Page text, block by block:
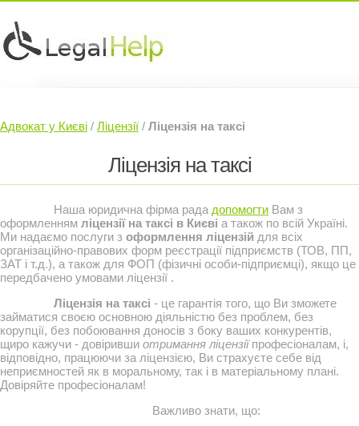
Адвокат у Києві / Ліцензії / Ліцензія на таксі
Ліцензія на таксі
Наша юридична фірма рада допомогти Вам з
оформленням ліцензії на таксі в Києві а також по всій Україні.
Ми надаємо послуги з оформлення ліцензій для всіх
організаційно-правових форм реєстрації підприємств (ТОВ, ПП,
ЗАТ і т.д.), а також для ФОП (фізичні особи-підприємці), якщо це
передбачено умовами ліцензії .
Ліцензія на таксі - це гарантія того, що Ви зможете
займатися своєю основною діяльністю без проблем, без
корупції, без побоювання доносів з боку ваших конкурентів,
щиро кажучи - довіривши отримання ліцензіїпрофесіоналам, і,
відповідно, працюючи за ліцензією, Ви страхуєте себе від
неприємностей як в моральному, так і в матеріальному плані.
Довіряйте професіоналам!
Важливо знати, що: